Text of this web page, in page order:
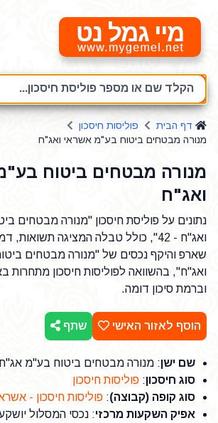
מיי גמל נט
הקלד שם או מספר פוליסת חיסכון...
דף הבית
פוליסות חיסכון
מנורה מבטחים ביטוח בע"מ אשראי ואג"ח
מנורה מבטחים ביטוח
ואג"ח
נתונים על פוליסת חיסכון "מנורה מבטחים
ואג"ח - 42", כולל טבלה המציגה תשואות,
שארפ והיקף נכסים של "מנורה מבטחים
ואג"ח", בהשוואה לפוליסות חיסכון מתחרות
וברמת סיכון דומה.
הוסף לאזור האישי שתף
שם ישן: מנורה מבטחים ביטוח בע"מ אג"ח
סוג חיסכון: פוליסות חיסכון
סוג קופה (קבוצה): פוליסות חיסכון -
אפיק השקעות מרכזי: נכסי המסלול